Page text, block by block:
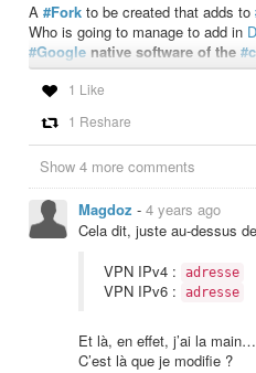
A #Fork to be created that adds to
Who is going to manage to add in
#Google native software of the
parent company)?
Based on 2 free and therefore
Is there a nice#programmer
#LogicielLibre #VPN #DNS
DNS66
Régulez votre trafic DNS.
1 Like
1 Reshare
Show 4 more comments
Magdoz - 4 years ago
Cela dit, juste au-dessus
VPN IPv4 :
adresse
VPN IPv6 : adresse
Et là, en effet, j’ai la
C’est là que je modifie ?